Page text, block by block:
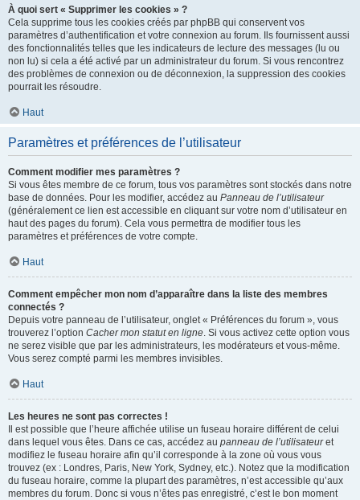
À quoi sert « Supprimer les cookies » ?
Cela supprime tous les cookies créés par phpBB qui conservent vos
paramètres d’authentification et votre connexion au forum. Ils fournissent aussi
des fonctionnalités telles que les indicateurs de lecture des messages (lu ou
non lu) si cela a été activé par un administrateur du forum. Si vous rencontrez
des problèmes de connexion ou de déconnexion, la suppression des cookies
pourrait les résoudre.
Haut
Paramètres et préférences de l’utilisateur
Comment modifier mes paramètres ?
Si vous êtes membre de ce forum, tous vos paramètres sont stockés dans notre
base de données. Pour les modifier, accédez au Panneau de l’utilisateur
(généralement ce lien est accessible en cliquant sur votre nom d’utilisateur en
haut des pages du forum). Cela vous permettra de modifier tous les
paramètres et préférences de votre compte.
Haut
Comment empêcher mon nom d’apparaître dans la liste des membres
connectés ?
Depuis votre panneau de l’utilisateur, onglet « Préférences du forum », vous
trouverez l’option Cacher mon statut en ligne. Si vous activez cette option vous
ne serez visible que par les administrateurs, les modérateurs et vous-même.
Vous serez compté parmi les membres invisibles.
Haut
Les heures ne sont pas correctes !
Il est possible que l’heure affichée utilise un fuseau horaire différent de celui
dans lequel vous êtes. Dans ce cas, accédez au panneau de l’utilisateuret
modifiez le fuseau horaire afin qu’il corresponde à la zone où vous vous
trouvez (ex : Londres, Paris, New York, Sydney, etc.). Notez que la modification
du fuseau horaire, comme la plupart des paramètres, n’est accessible qu’aux
membres du forum. Donc si vous n’êtes pas enregistré, c’est le bon moment